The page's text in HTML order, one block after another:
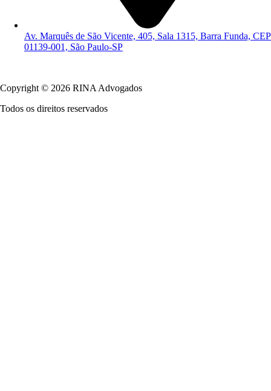
Av. Marquês de São Vicente, 405, Sala 1315, Barra Funda, CEP
01139-001, São Paulo-SP
Copyright © 2026 RINA Advogados
Todos os direitos reservados